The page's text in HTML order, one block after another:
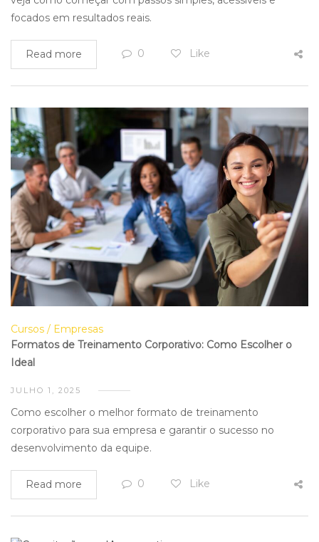
focados em resultados reais.
Read more 0 Like
Cursos
Empresas
Formatos de Treinamento Corporativo: Como Escolher o
Ideal
JULHO 1, 2025
Como escolher o melhor formato de treinamento
corporativo para sua empresa e garantir o sucesso no
desenvolvimento da equipe.
Read more 0 Like